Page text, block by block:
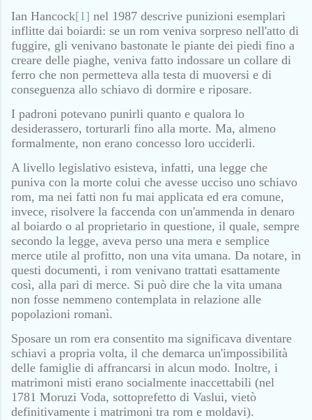
Ian Hancock[1] nel 1987 descrive punizioni esemplari
inflitte dai boiardi: se un rom veniva sorpreso nell'atto di
fuggire, gli venivano bastonate le piante dei piedi fino a
creare delle piaghe, veniva fatto indossare un collare di
ferro che non permetteva alla testa di muoversi e di
conseguenza allo schiavo di dormire e riposare.
I padroni potevano punirli quanto e qualora lo
desiderassero, torturarli fino alla morte. Ma, almeno
formalmente, non erano concesso loro ucciderli.
A livello legislativo esisteva, infatti, una legge che
puniva con la morte colui che avesse ucciso uno schiavo
rom, ma nei fatti non fu mai applicata ed era comune,
invece, risolvere la faccenda con un'ammenda in denaro
al boiardo o al proprietario in questione, il quale, sempre
secondo la legge, aveva perso una mera e semplice
merce utile al profitto, non una vita umana. Da notare, in
questi documenti, i rom venivano trattati esattamente
così, alla pari di merce. Si può dire che la vita umana
non fosse nemmeno contemplata in relazione alle
popolazioni romanì.
Sposare un rom era consentito ma significava diventare
schiavi a propria volta, il che demarca un'impossibilità
delle famiglie di affrancarsi in alcun modo. Inoltre, i
matrimoni misti erano socialmente inaccettabili (nel
1781 Moruzi Voda, sottoprefetto di Vaslui, vietò
definitivamente i matrimoni tra rom e moldavi).